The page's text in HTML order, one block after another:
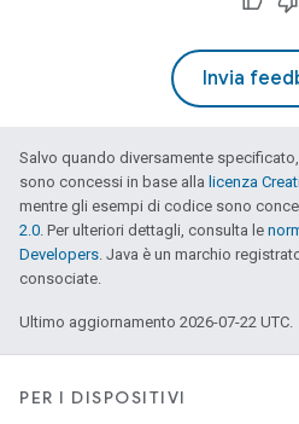
Invia
Salvo quando diversamente
sono concessi in base alla licenza
mentre gli esempi di codice sono
2.0. Per ulteriori dettagli, consulta le
Developers. Java è un marchio
consociate.
Ultimo aggiornamento 2026-07-22 UTC.
PER I DISPOSITIVI